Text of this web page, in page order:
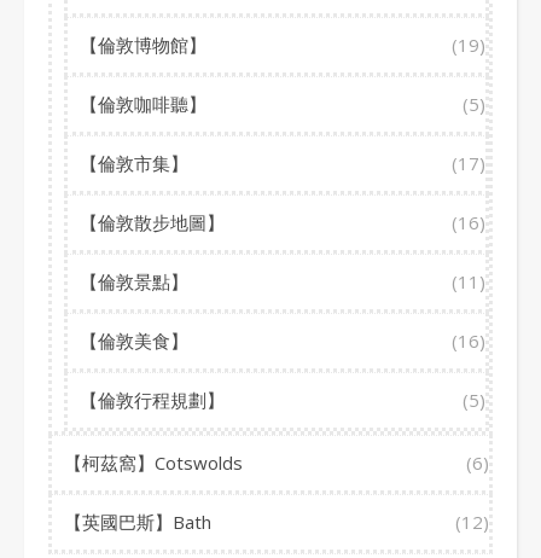
【倫敦博物館】 (19)
【倫敦咖啡聽】 (5)
【倫敦市集】 (17)
【倫敦散步地圖】 (16)
【倫敦景點】 (11)
【倫敦美食】 (16)
【倫敦行程規劃】 (5)
【柯茲窩】Cotswolds (6)
【英國巴斯】Bath (12)